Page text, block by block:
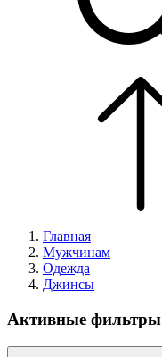
Главная
Мужчинам
Одежда
Джинсы
Активные фильтры